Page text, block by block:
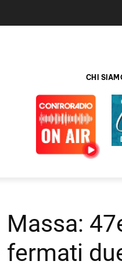
CHI
Massa:
fermati